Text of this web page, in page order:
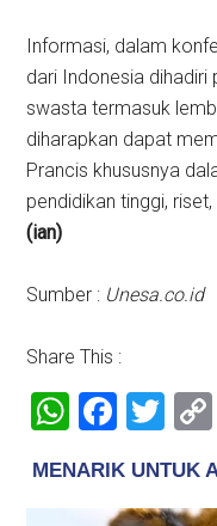
Informasi, dalam
dari Indonesia dihadiri
swasta termasuk
diharapkan dapat
Prancis khususnya
pendidikan tinggi,
(ian)
Sumber : Unesa.co.id
Share This :